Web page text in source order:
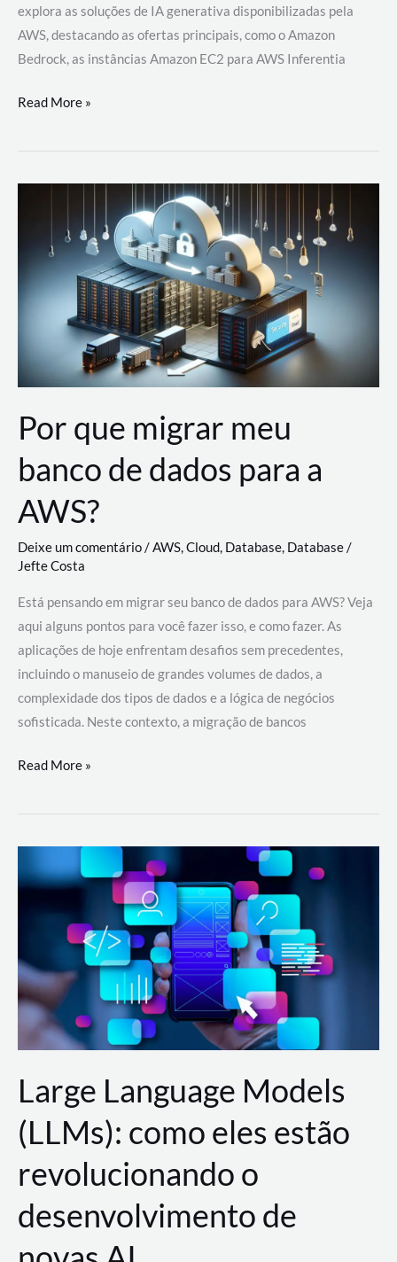
explora as soluções de IA generativa disponibilizadas pela
AWS, destacando as ofertas principais, como o Amazon
Bedrock, as instâncias Amazon EC2 para AWS Inferentia
Utilizando
Soluções
AWS
Read More »
Por que migrar meu
banco de dados para a
AWS?
Deixe um comentário/AWS,Cloud, Database, Database/
Jefte Costa
Está pensando em migrar seu banco de dados para AWS? Veja
aqui alguns pontos para você fazer isso, e como fazer. As
aplicações de hoje enfrentam desafios sem precedentes,
incluindo o manuseio de grandes volumes de dados, a
complexidade dos tipos de dados e a lógica de negócios
sofisticada. Neste contexto, a migração de bancos
Por
migrar
de
a
AWS?
Read More »
Large Language Models
(LLMs): como eles estão
revolucionando o
desenvolvimento de